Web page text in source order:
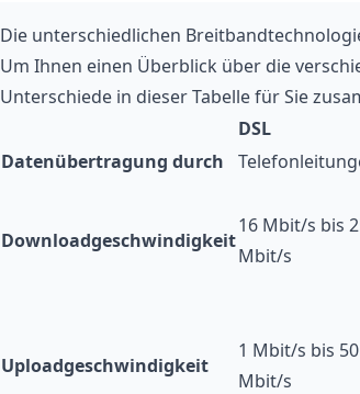
Die unterschiedlichen
Um Ihnen einen Überblick über die
Unterschiede in dieser Tabelle für Sie
DSL
Datenübertragung durch
Downloadgeschwindigkeit
16 Mbit/s bis
Mbit/s
Uploadgeschwindigkeit
1 Mbit/s bis 50
Mbit/s